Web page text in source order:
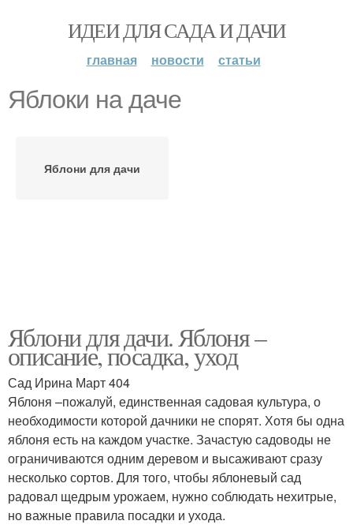
ИДЕИ ДЛЯ САДА И ДАЧИ
главная новости статьи
Яблоки на даче
Яблони для дачи
Яблони для дачи. Яблоня –
описание, посадка, уход
Сад Ирина Март 404
Яблоня –пожалуй, единственная садовая культура, о
необходимости которой дачники не спорят. Хотя бы одна
яблоня есть на каждом участке. Зачастую садоводы не
ограничиваются одним деревом и высаживают сразу
несколько сортов. Для того, чтобы яблоневый сад
радовал щедрым урожаем, нужно соблюдать нехитрые,
но важные правила посадки и ухода.